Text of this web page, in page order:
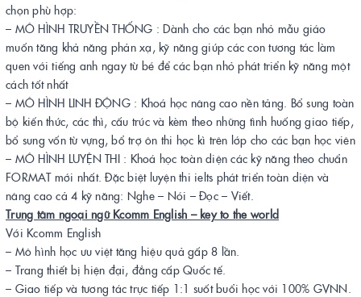
chọn phù hợp:
– MÔ HÌNH TRUYỀN THỐNG : Dành cho các bạn nhỏ mẫu giáo
muốn tăng khả năng phản xạ, kỹ năng giúp các con tương tác làm
quen với tiếng anh ngay từ bé để các bạn nhỏ phát triển kỹ năng một
cách tốt nhất
– MÔ HÌNH LINH ĐỘNG : Khoá học nâng cao nền tảng. Bổ sung toàn
bộ kiến thức, các thì, cấu trúc và kèm theo những tình huống giao tiếp,
bổ sung vốn từ vựng, bổ trợ ôn thi học kì trên lớp cho các bạn học viên
– MÔ HÌNH LUYỆN THI : Khoá học toàn diện các kỹ năng theo chuẩn
FORMAT mới nhất. Đặc biệt luyện thi ielts phát triển toàn diện và
nâng cao cả 4 kỹ năng: Nghe – Nói – Đọc – Viết.
Trung tâm ngoại ngữ Kcomm English – key to the world
Với Kcomm English
– Mô hình học ưu việt tăng hiệu quả gấp 8 lần.
– Trang thiết bị hiện đại, đẳng cấp Quốc tế.
– Giao tiếp và tương tác trực tiếp 1:1 suốt buổi học với 100% GVNN.